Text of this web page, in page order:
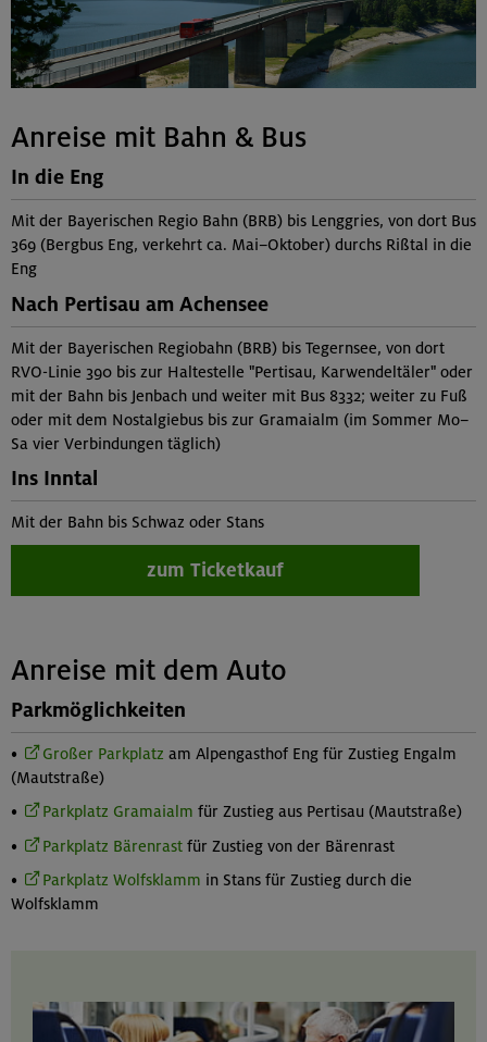
Anreise mit Bahn & Bus
In die Eng
Mit der Bayerischen Regio Bahn (BRB) bis Lenggries, von dort Bus
369 (Bergbus Eng, verkehrt ca. Mai–Oktober) durchs Rißtal in die
Eng
Nach Pertisau am Achensee
Mit der Bayerischen Regiobahn (BRB) bis Tegernsee, von dort
RVO-Linie 390 bis zur Haltestelle "Pertisau, Karwendeltäler" oder
mit der Bahn bis Jenbach und weiter mit Bus 8332; weiter zu Fuß
oder mit dem Nostalgiebus bis zur Gramaialm (im Sommer Mo–
Sa vier Verbindungen täglich)
Ins Inntal
Mit der Bahn bis Schwaz oder Stans
zum Ticketkauf
Anreise mit dem Auto
Parkmöglichkeiten
• Großer Parkplatz am Alpengasthof Eng für Zustieg Engalm
(Mautstraße)
•
Parkplatz Gramaialm für Zustieg aus Pertisau (Mautstraße)
•
Parkplatz Bärenrast für Zustieg von der Bärenrast
•
Parkplatz Wolfsklamm in Stans für Zustieg durch die
Wolfsklamm